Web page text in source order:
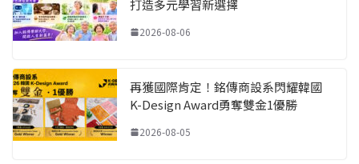
打造多元學習新選擇
2026-08-06
再獲國際肯定！銘傳商設系閃耀韓國
K-Design Award勇奪雙金1優勝
2026-08-05